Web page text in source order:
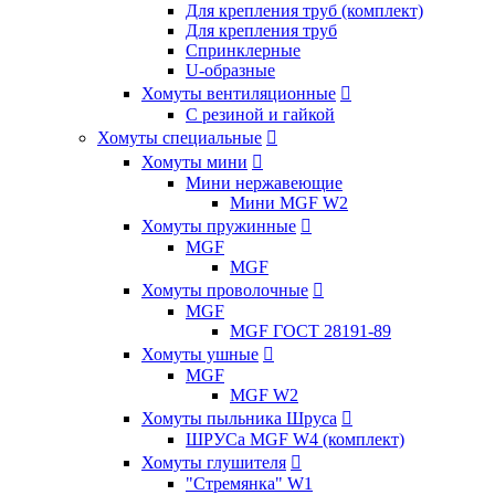
Для крепления труб (комплект)
Для крепления труб
Спринклерные
U-образные
Хомуты вентиляционные 
С резиной и гайкой
Хомуты специальные 
Хомуты мини 
Мини нержавеющие
Мини MGF W2
Хомуты пружинные 
MGF
MGF
Хомуты проволочные 
MGF
MGF ГОСТ 28191-89
Хомуты ушные 
MGF
MGF W2
Хомуты пыльника Шруса 
ШРУСа MGF W4 (комплект)
Хомуты глушителя 
"Стремянка" W1